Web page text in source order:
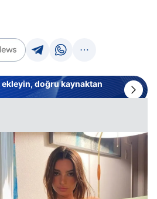
doğru kaynaktan